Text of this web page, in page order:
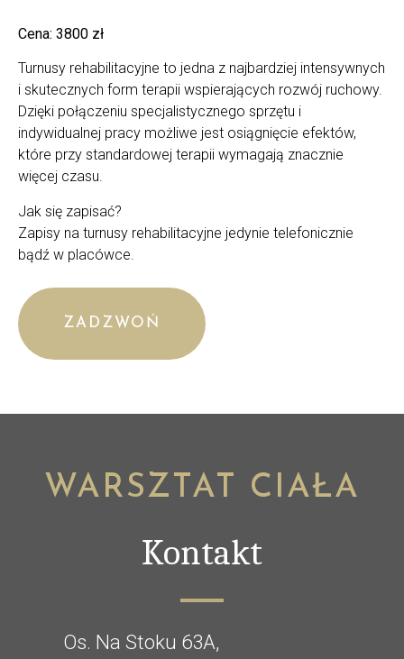
Cena: 3800 zł
Turnusy rehabilitacyjne to jedna z najbardziej intensywnych
i skutecznych form terapii wspierających rozwój ruchowy.
Dzięki połączeniu specjalistycznego sprzętu i
indywidualnej pracy możliwe jest osiągnięcie efektów,
które przy standardowej terapii wymagają znacznie
więcej czasu.
Jak się zapisać?
Zapisy na turnusy rehabilitacyjne jedynie telefonicznie
bądź w placówce.
ZADZWOŃ
WARSZTAT CIAŁA
Kontakt
Os. Na Stoku 63A,